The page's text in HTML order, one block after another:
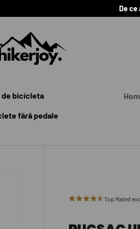
De ce
bicicleta
fără pedale